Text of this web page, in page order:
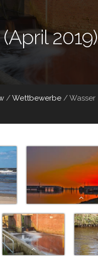
2019)
/Wettbewerbe /Wasser